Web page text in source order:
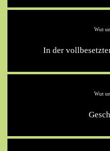
Wut
In der
Wut